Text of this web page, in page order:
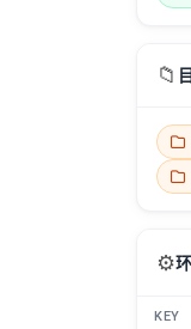
📁
⚙️
KEY